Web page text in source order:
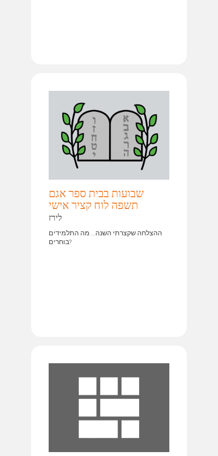
שבועות בבית ספר אגם
תשפה לוח קציר אישי
לירז
ההצלחה שקצרתי השנה… מה התלמידים
בוחרים?